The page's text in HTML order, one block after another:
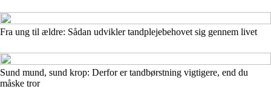
Fra ung til ældre: Sådan udvikler tandplejebehovet sig gennem livet
Sund mund, sund krop: Derfor er tandbørstning vigtigere, end du
måske tror